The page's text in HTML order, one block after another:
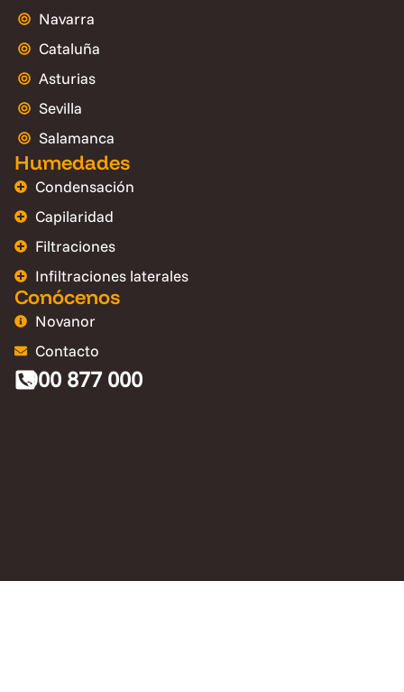
Navarra
Cataluña
Asturias
Sevilla
Salamanca
Humedades
Condensación
Capilaridad
Filtraciones
Infiltraciones laterales
Conócenos
Novanor
Contacto
900 877 000